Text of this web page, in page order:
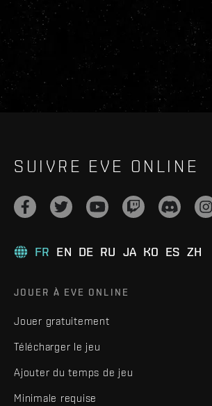
SUIVRE EVE ONLINE
FR EN DE RU JA KO ES ZH
JOUER À EVE ONLINE
Jouer gratuitement
Télécharger le jeu
Ajouter du temps de jeu
Minimale requise